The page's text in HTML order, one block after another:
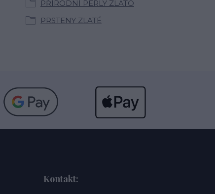
PŘÍRODNÍ PERLY ZLATO
PRSTENY ZLATÉ
Kontakt: